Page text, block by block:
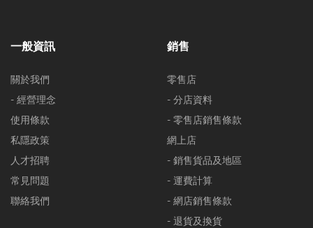
一般資訊
關於我們
- 經營理念
使用條款
私隱政策
人才招聘
常見問題
聯絡我們
銷售
零售店
- 分店資料
- 零售店銷售條款
網上店
- 銷售貨品及地區
- 運費計算
- 網店銷售條款
- 退貨及換貨